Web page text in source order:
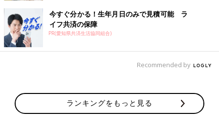
今すぐ分かる！生年月日のみで見積可能 ラ
イフ共済の保障
PR(愛知県共済生活協同組合)
Recommended by
ランキングをもっと見る